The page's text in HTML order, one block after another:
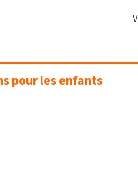
pour les enfants